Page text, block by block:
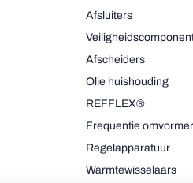
Afsluiters
Afscheiders
Olie huishouding
REFFLEX®
Frequentie
Regelapparatuur
Warmtewisselaars